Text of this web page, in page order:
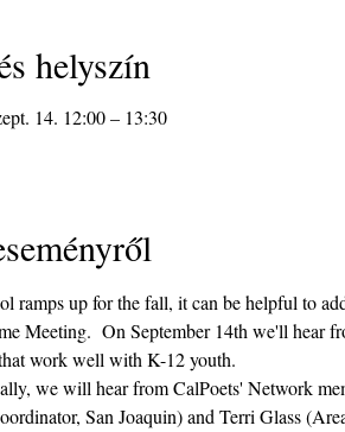
helyszín
14. 12:00 – 13:30
ramps up for the fall, it can be helpful to
Meeting.  On September 14th we'll hear
work well with K-12 youth.
we will hear from CalPoets' Network
San Joaquin) and Terri Glass